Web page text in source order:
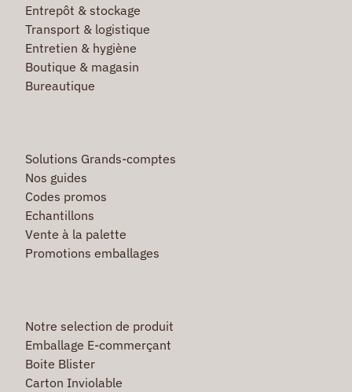
Entrepôt & stockage
Transport & logistique
Entretien & hygiène
Boutique & magasin
Bureautique
Solutions Grands-comptes
Nos guides
Codes promos
Echantillons
Vente à la palette
Promotions emballages
Notre selection de produit
Emballage E-commerçant
Boite Blister
Carton Inviolable